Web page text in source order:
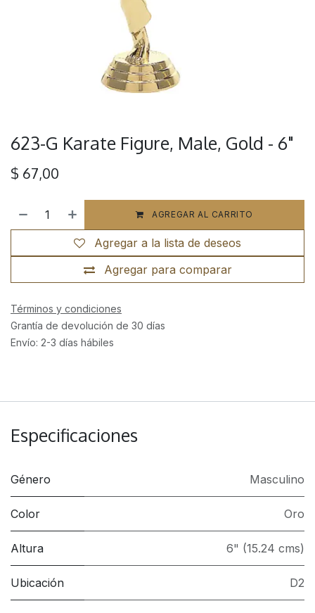
623-G Karate Figure, Male, Gold - 6"
$ 67,00
AGREGAR AL CARRITO
Agregar para comparar
Agregar a la lista de deseos
Términos y condiciones
Grantía de devolución de 30 días
Envío: 2-3 días hábiles
Especificaciones
Género Masculino
Color Oro
Altura 6" (15.24 cms)
Ubicación D2